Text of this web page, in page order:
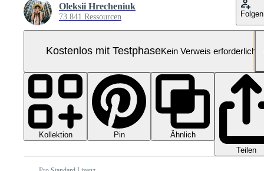
Oleksii Hrecheniuk
73.841 Ressourcen Folgen
Kostenlos mit TestphaseKein Verweis erforderlich
Kollektion Pin
Ähnlich
Teilen